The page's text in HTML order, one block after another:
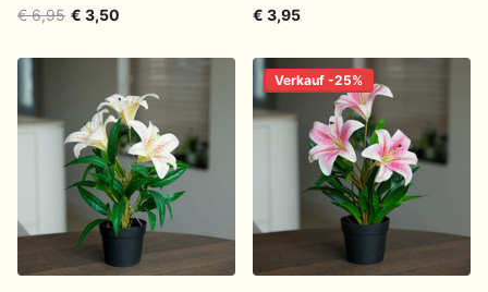
€ 6,95 € 3,50
€ 3,95
Verkauf -25%